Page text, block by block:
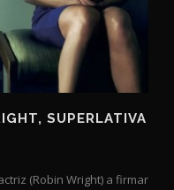
SUPERLATIVA
(Robin Wright) a firmar